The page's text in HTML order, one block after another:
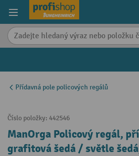
content
Přídavná pole policových regálů
Číslo položky: 442546
ManOrga Policový regál,
grafitová šedá / světle